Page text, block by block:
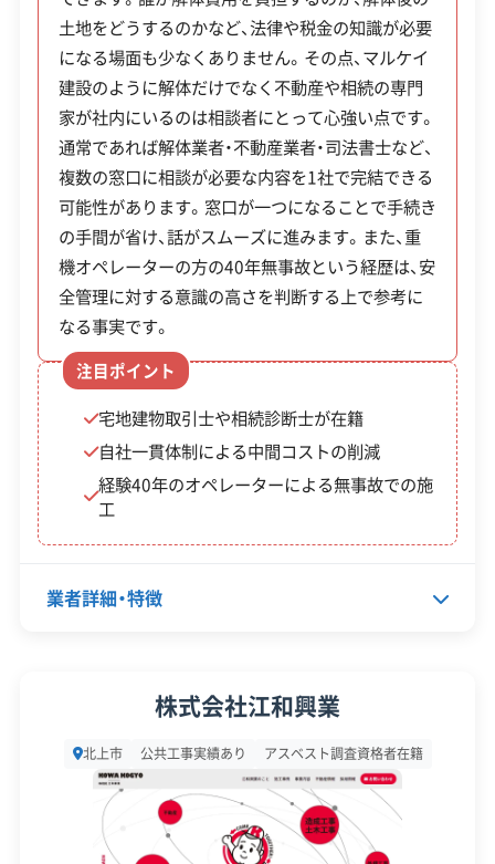
許可番号
【建設業許可】
岩手県知事：第050093号
【産業廃棄物収集運搬業許可】
岩手県知事：第00312006763号
青森県知事：第00201006763号
宮城県知事：第00400006763号
秋田県知事：第00501006763号
山形県知事：第00609006763号
福島県知事：第00707006763号
【産業廃棄物処分業許可】
岩手県知事：第00342006763号
全部見る
この解体業者の特徴
企業経
験・規模
創業30年以上
中間処理場保有
重機保有
対応工事
保有資格
建設業許可
産業廃棄物収集運搬業許可
産業廃棄物処分業許可
安全対
ク管理
顧客対
断士といった資格を持つ専門スタッフが在籍して
おり、相続が関係する空き家の整理などの複雑な手
続きが伴う案件にも対応しています。また、現場で
重機を操作する職長は、40年にわたり無事故で作業
を続けてきた実績があります。
土地をどうするのかなど、法律や税金の知識が必要
になる場面も少なくありません。その点、マルケイ
建設のように解体だけでなく不動産や相続の専門
家が社内にいるのは相談者にとって心強い点です。
通常であれば解体業者・不動産業者・司法書士など、
複数の窓口に相談が必要な内容を1社で完結できる
可能性があります。窓口が一つになることで手続き
の手間が省け、話がスムーズに進みます。また、重
機オペレーターの方の40年無事故という経歴は、安
全管理に対する意識の高さを判断する上で参考に
なる事実です。
注目ポイント
宅地建物取引士や相続診断士が在籍
自社一貫体制による中間コストの削減
経験40年のオペレーターによる無事故での施
工
業者詳細・特徴
設立日 1972年
2,000万円
株式会社江和興業
北上市 公共工事実績あり アスベスト調査資格者在籍